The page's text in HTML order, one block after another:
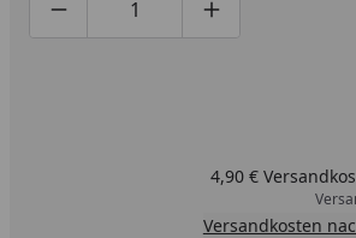
Produktmenge um eins
Produktmenge manuell
Produktmenge
4,90 €
Versandkosten